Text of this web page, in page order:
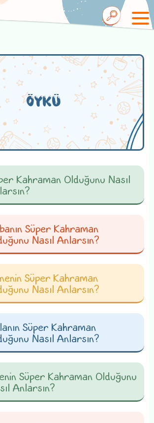
ÖYKÜ
Kahraman Olduğunu Nasıl
Süper Kahraman
Nasıl Anlarsın?
Süper Kahraman
Nasıl Anlarsın?
Süper Kahraman
Nasıl Anlarsın?
Süper Kahraman Olduğunu
Anlarsın?